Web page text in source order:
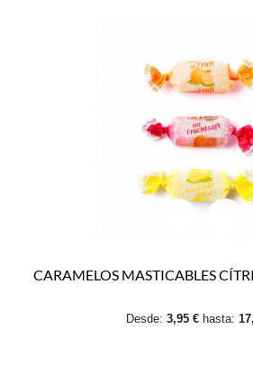
CARAMELOS MASTICABLES
Desde: 3,95 € hasta: